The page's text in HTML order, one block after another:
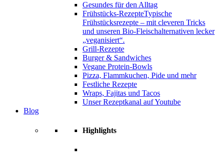
Gesundes für den Alltag
Frühstücks-RezepteTypische
Frühstücksrezepte – mit cleveren Tricks
und unseren Bio-Fleischalternativen lecker
„veganisiert“.
Grill-Rezepte
Burger & Sandwiches
Vegane Protein-Bowls
Pizza, Flammkuchen, Pide und mehr
Festliche Rezepte
Wraps, Fajitas und Tacos
Unser Rezeptkanal auf Youtube
Blog
Highlights